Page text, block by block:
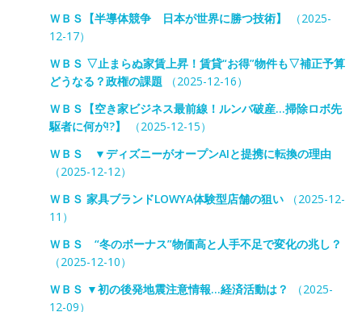
ＷＢＳ【半導体競争 日本が世界に勝つ技術】
（2025-
12-17）
ＷＢＳ ▽止まらぬ家賃上昇！賃貸“お得”物件も▽補正予算
どうなる？政権の課題 （2025-12-16）
ＷＢＳ【空き家ビジネス最前線！ルンバ破産…掃除ロボ先
駆者に何が!?】
（2025-12-15）
ＷＢＳ ▼ディズニーがオープンAIと提携に転換の理由
（2025-12-12）
ＷＢＳ 家具ブランドLOWYA体験型店舗の狙い（2025-12-
11）
ＷＢＳ “冬のボーナス”物価高と人手不足で変化の兆し？
（2025-12-10）
ＷＢＳ ▼初の後発地震注意情報…経済活動は？
（2025-
12-09）